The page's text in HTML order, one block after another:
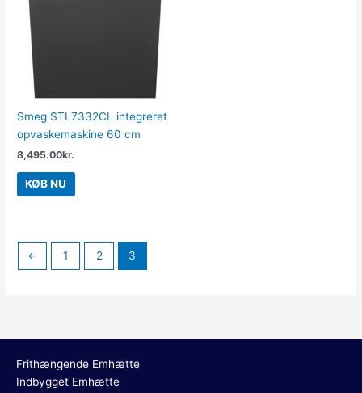
Smeg STL7332CL integreret
opvaskemaskine 60 cm
8,495.00kr.
KØB NU
← 1 2 3
Frithængende Emhætte
Indbygget Emhætte